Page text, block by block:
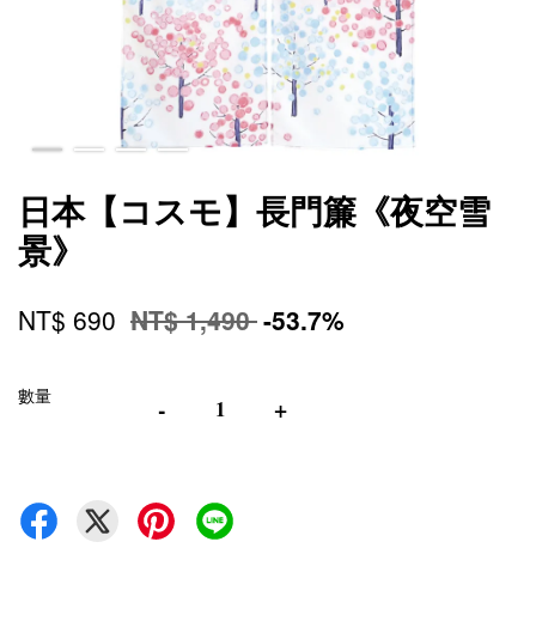
日本【コスモ】長門簾《夜空雪
景》
NT$ 690 NT$ 1,490-53.7%
數量 - +